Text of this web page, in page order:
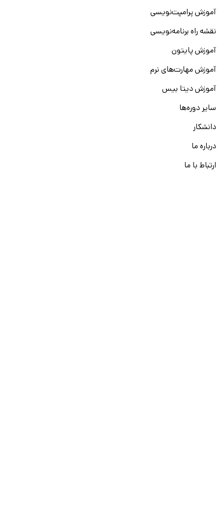
آموزش پرامپت‌نویسی
نقشه راه برنامه‌نویسی
آموزش پایتون
آموزش مهارت‌های نرم
آموزش دیتا بیس
سایر دوره‌ها
دانشکار
درباره ما
ارتباط با ما